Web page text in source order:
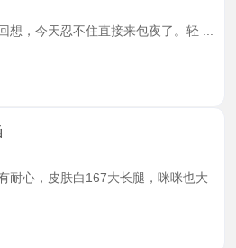
想，今天忍不住直接来包夜了。轻 ...
耐心，皮肤白167大长腿，咪咪也大